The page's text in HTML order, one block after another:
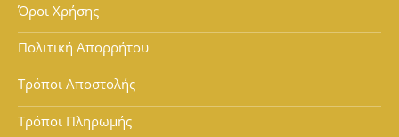
Όροι Χρήσης
Πολιτική Απορρήτου
Τρόποι Αποστολής
Τρόποι Πληρωμής